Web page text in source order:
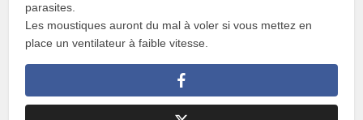
parasites.
Les moustiques auront du mal à voler si vous mettez en
place un ventilateur à faible vitesse.